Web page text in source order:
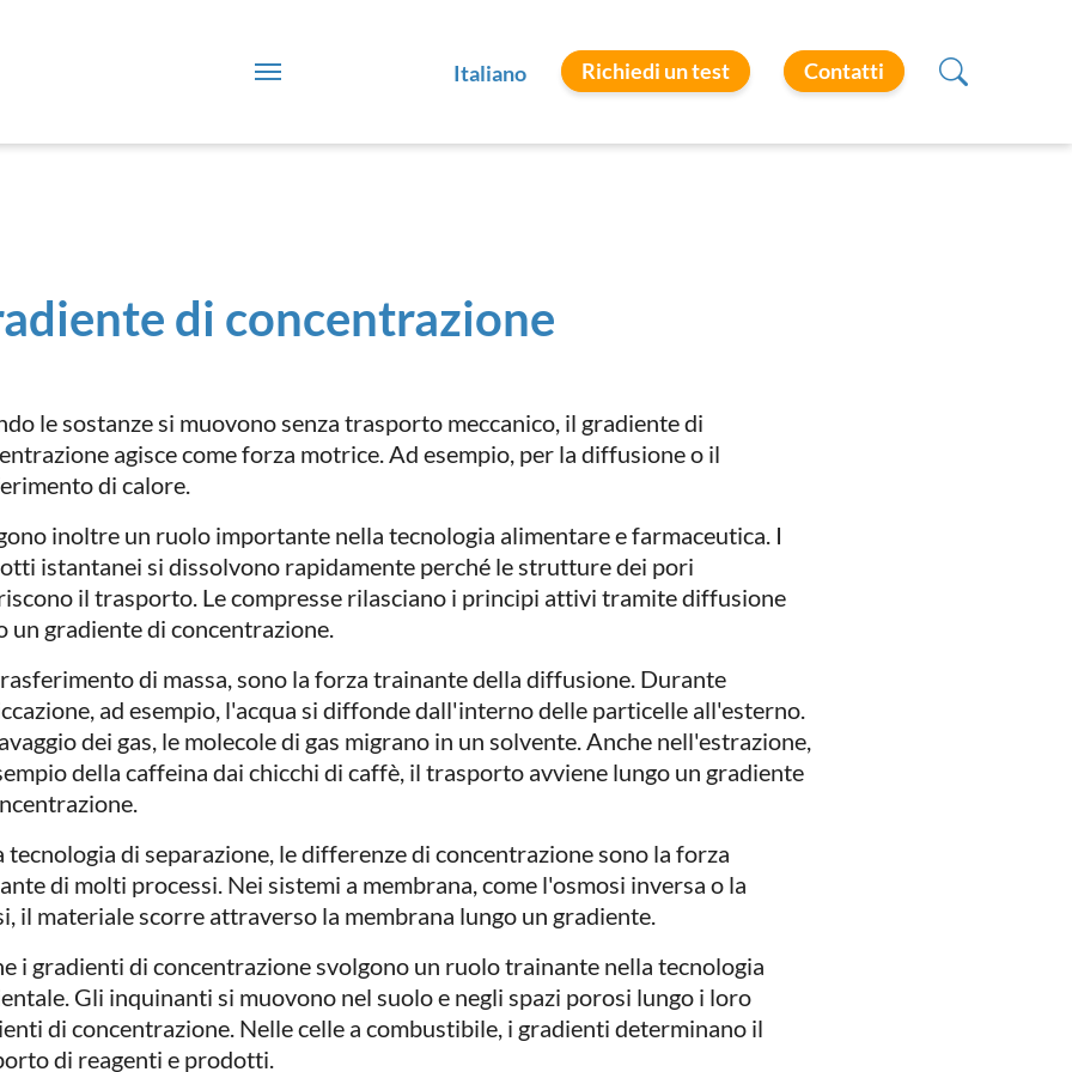
Italiano Richiedi un test Contatti
di concentrazione
le sostanze si muovono senza trasporto meccanico, il gradiente di
agisce come forza motrice. Ad esempio, per la diffusione o il
di calore.
inoltre un ruolo importante nella tecnologia alimentare e farmaceutica. I
istantanei si dissolvono rapidamente perché le strutture dei pori
il trasporto. Le compresse rilasciano i principi attivi tramite diffusione
un gradiente di concentrazione.
di massa, sono la forza trainante della diffusione. Durante
ad esempio, l'acqua si diffonde dall'interno delle particelle all'esterno.
dei gas, le molecole di gas migrano in un solvente. Anche nell'estrazione,
della caffeina dai chicchi di caffè, il trasporto avviene lungo un gradiente
tecnologia di separazione, le differenze di concentrazione sono la forza
di molti processi. Nei sistemi a membrana, come l'osmosi inversa o la
il materiale scorre attraverso la membrana lungo un gradiente.
i gradienti di concentrazione svolgono un ruolo trainante nella tecnologia
Gli inquinanti si muovono nel suolo e negli spazi porosi lungo i loro
di concentrazione. Nelle celle a combustibile, i gradienti determinano il
di reagenti e prodotti.